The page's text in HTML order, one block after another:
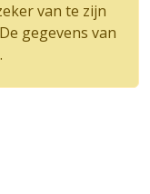
van te zijn
gegevens van